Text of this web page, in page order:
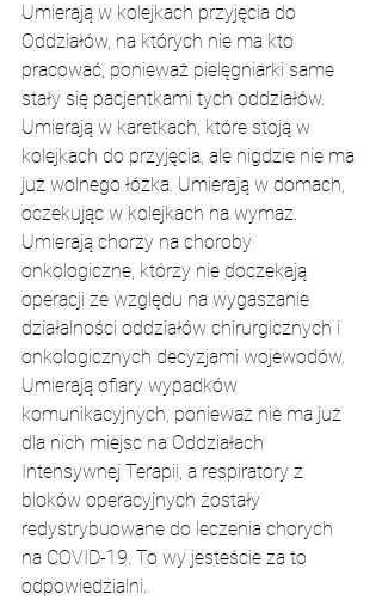
Umierają w kolejkach przyjęcia do
Oddziałów, na których nie ma kto
pracować, ponieważ pielęgniarki same
stały się pacjentkami tych oddziałów.
Umierają w karetkach, które stoją w
kolejkach do przyjęcia, ale nigdzie nie ma
już wolnego łóżka. Umierają w domach,
oczekując w kolejkach na wymaz.
Umierają chorzy na choroby
onkologiczne, którzy nie doczekają
operacji ze względu na wygaszanie
działalności oddziałów chirurgicznych i
onkologicznych decyzjami wojewodów.
Umierają ofiary wypadków
komunikacyjnych, ponieważ nie ma już
dla nich miejsc na Oddziałach
Intensywnej Terapii, a respiratory z
bloków operacyjnych zostały
redystrybuowane do leczenia chorych
na COVID-19. To wy jesteście za to
odpowiedzialni.